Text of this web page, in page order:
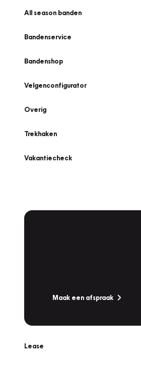
All season banden
Bandenservice
Bandenshop
Velgenconfigurator
Overig
Trekhaken
Vakantiecheck
Maak een afspraak
Lease